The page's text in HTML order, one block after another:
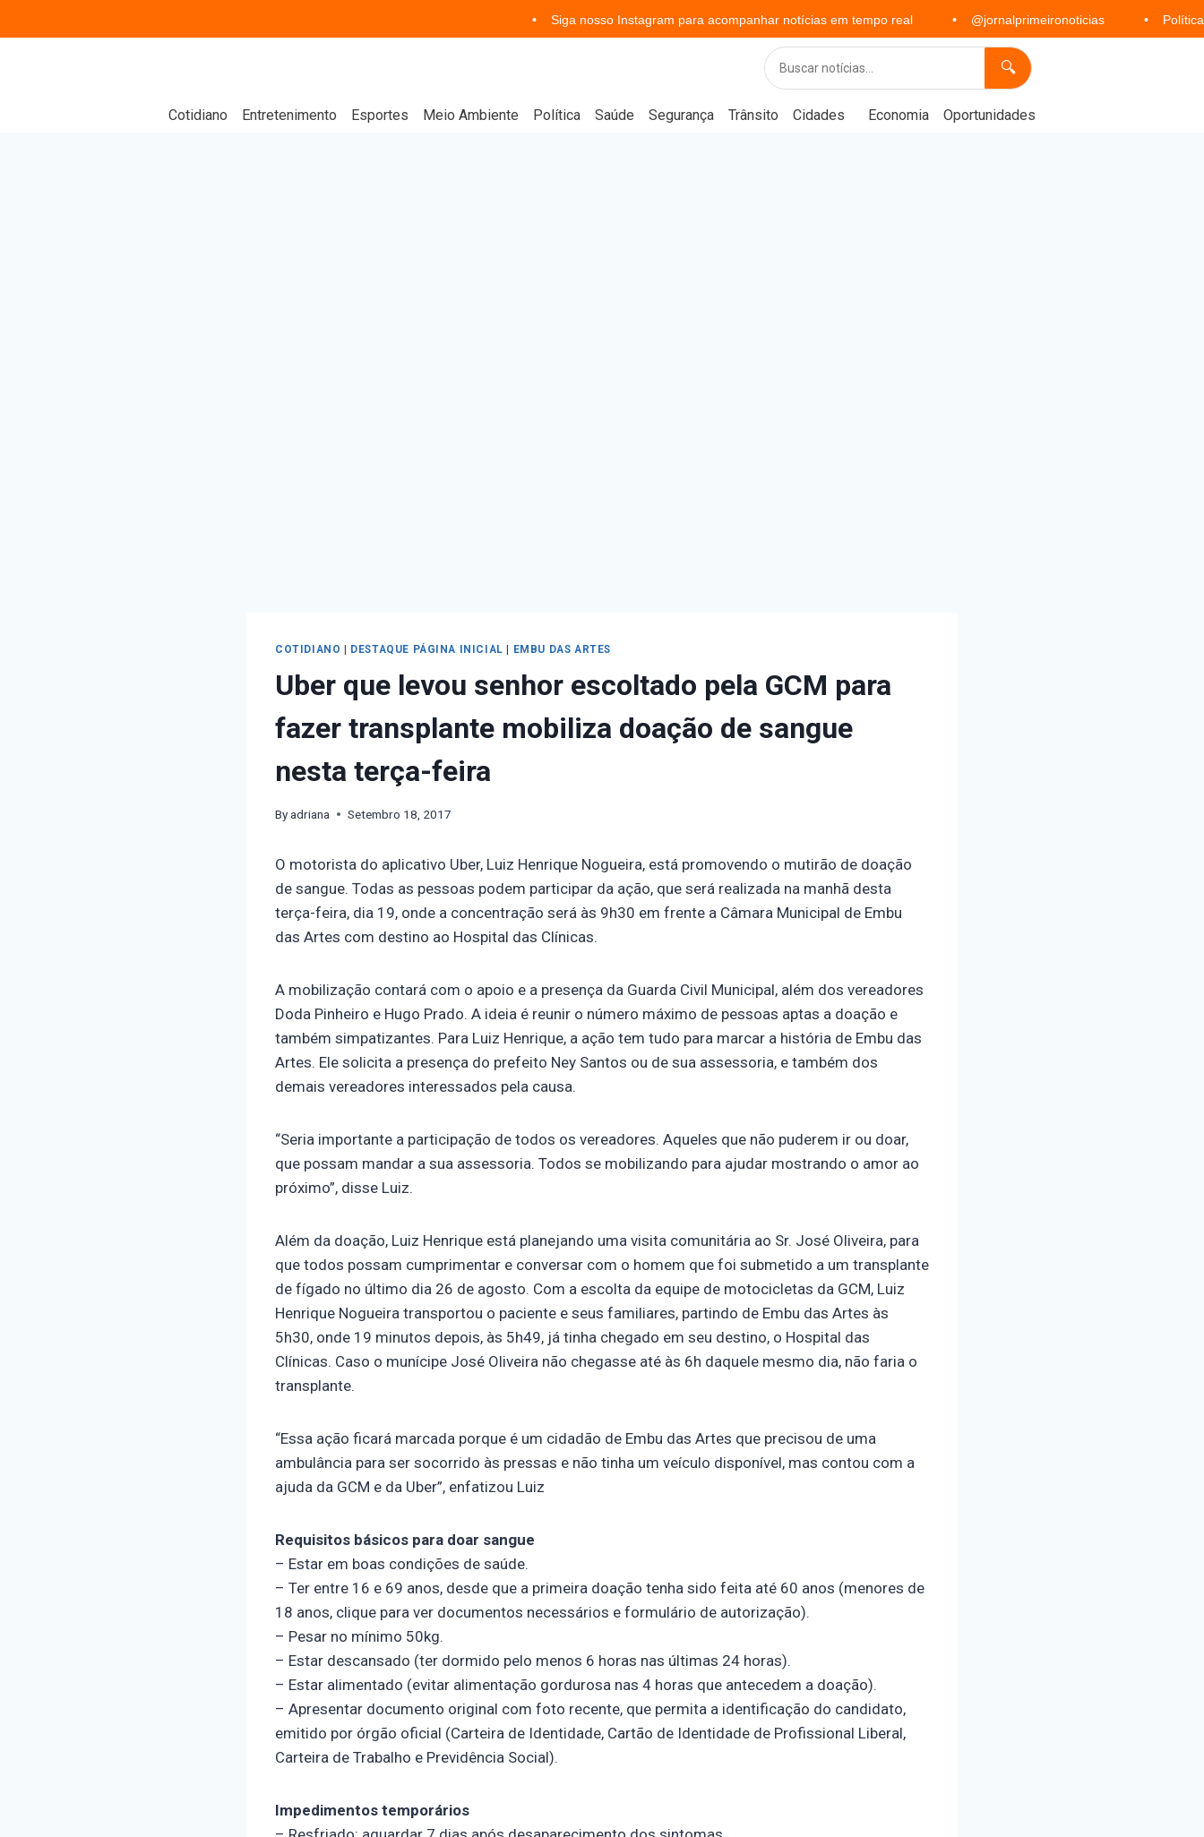
Siga nosso Instagram para acompanhar notícias em tempo real @jornalprimeironoticias Política, economia,
🔍
Cotidiano Entretenimento Esportes Meio Ambiente Política Saúde Segurança Trânsito Cidades Economia Oportunidades
COTIDIANO DESTAQUE PÁGINA INICIAL EMBU DAS ARTES
Uber que levou senhor escoltado pela GCM para
fazer transplante mobiliza doação de sangue
nesta terça-feira
Byadriana Setembro 18, 2017
O motorista do aplicativo Uber, Luiz Henrique Nogueira, está promovendo o mutirão de doação
de sangue. Todas as pessoas podem participar da ação, que será realizada na manhã desta
terça-feira, dia 19, onde a concentração será às 9h30 em frente a Câmara Municipal de Embu
das Artes com destino ao Hospital das Clínicas.
A mobilização contará com o apoio e a presença da Guarda Civil Municipal, além dos vereadores
Doda Pinheiro e Hugo Prado. A ideia é reunir o número máximo de pessoas aptas a doação e
também simpatizantes. Para Luiz Henrique, a ação tem tudo para marcar a história de Embu das
Artes. Ele solicita a presença do prefeito Ney Santos ou de sua assessoria, e também dos
demais vereadores interessados pela causa.
“Seria importante a participação de todos os vereadores. Aqueles que não puderem ir ou doar,
que possam mandar a sua assessoria. Todos se mobilizando para ajudar mostrando o amor ao
próximo”, disse Luiz.
Além da doação, Luiz Henrique está planejando uma visita comunitária ao Sr. José Oliveira, para
que todos possam cumprimentar e conversar com o homem que foi submetido a um transplante
de fígado no último dia 26 de agosto. Com a escolta da equipe de motocicletas da GCM, Luiz
Henrique Nogueira transportou o paciente e seus familiares, partindo de Embu das Artes às
5h30, onde 19 minutos depois, às 5h49, já tinha chegado em seu destino, o Hospital das
Clínicas. Caso o munícipe José Oliveira não chegasse até às 6h daquele mesmo dia, não faria o
transplante.
“Essa ação ficará marcada porque é um cidadão de Embu das Artes que precisou de uma
ambulância para ser socorrido às pressas e não tinha um veículo disponível, mas contou com a
ajuda da GCM e da Uber”, enfatizou Luiz
Requisitos básicos para doar sangue
– Estar em boas condições de saúde.
– Ter entre 16 e 69 anos, desde que a primeira doação tenha sido feita até 60 anos (menores de
18 anos, clique para ver documentos necessários e formulário de autorização).
– Pesar no mínimo 50kg.
– Estar descansado (ter dormido pelo menos 6 horas nas últimas 24 horas).
– Estar alimentado (evitar alimentação gordurosa nas 4 horas que antecedem a doação).
– Apresentar documento original com foto recente, que permita a identificação do candidato,
emitido por órgão oficial (Carteira de Identidade, Cartão de Identidade de Profissional Liberal,
Carteira de Trabalho e Previdência Social).
Impedimentos temporários